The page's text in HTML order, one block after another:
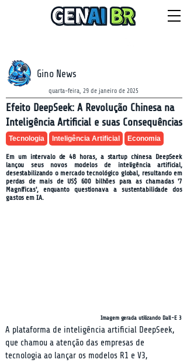
Gino News
quarta-feira, 29 de janeiro de 2025
Efeito DeepSeek: A Revolução Chinesa na
Inteligência Artificial e suas Consequências
Tecnologia Inteligência Artificial Economia
Em um intervalo de 48 horas, a startup chinesa DeepSeek
lançou seus novos modelos de inteligência artificial,
desestabilizando o mercado tecnológico global, resultando em
perdas de mais de US$ 600 bilhões para as chamadas '7
Magníficas', enquanto questionava a sustentabilidade dos
gastos em IA.
Imagem gerada utilizando Dall-E 3
A plataforma de inteligência artificial DeepSeek,
que chamou a atenção das empresas de
tecnologia ao lançar os modelos R1 e V3,